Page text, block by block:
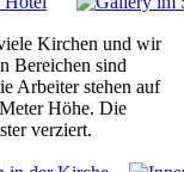
Kirchen und wir
Bereichen sind
Arbeiter stehen auf
Höhe. Die
verziert.